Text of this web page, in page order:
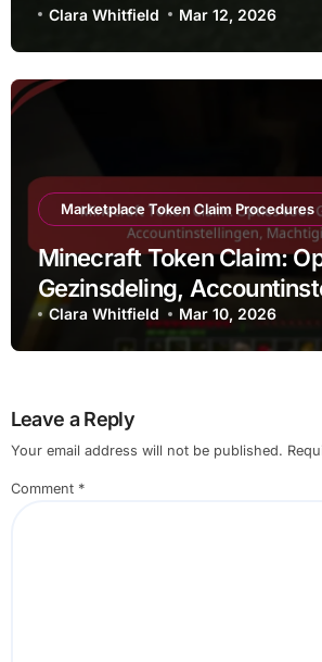
Aanbiedingen, Speciale
Clara Whitfield Mar 12, 2026
Marketplace Token Claim Procedures
Minecraft Token Claim:
Gezinsdeling,
Machtigingen
Clara Whitfield Mar 10, 2026
Leave a Reply
Your email address will not be published.
Comment *